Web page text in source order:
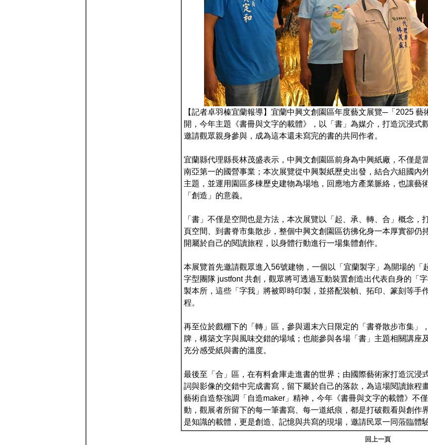
【記者卓羽榛宜蘭報導】宜蘭中興文創園區年度藝文展覽─「2025
開，今年主題《書冊與文字的載體》，以「書」為媒介，打造沉浸式
邀請觀眾親身參與，成為這本還未寫完的書的共同作者。
宜蘭縣代理縣長林茂盛表示，中興文創園區前身為中興紙廠，不僅是
南亞第一的國營事業；本次展覽從中興製紙歷史出發，結合六組國內
主題，並運用園區多棟歷史建物為場地，回應地方產業脈絡，也讓藝
「創造」的意義。
「書」不僅是空間也是方法，本次展覽以「起、承、轉、合」概念
頁空間、到書脊市集散步，整個中興文創園區彷彿化身一本厚實卻仍
開屬於自己的閱讀旅程，以身體行動進行一場集體創作。
本展覽首先邀請觀眾進入56號建物，一個以「宜蘭製字」為開場的「
字型團隊 justfont 共創，觀眾將可透過互動裝置創造出代表自身的「
製本所，這些「字我」將被即時印製，並搭配裝幀、拓印、篆刻等手
程。
再至位於戲棚下的「轉」區，參與週末六日限定的「書脊散步市集」
牌，構築文字與風味交錯的場域；也能參與各場「書」主題相關講座
充分感受紙與書的溫度。
最後至「合」區，在有料倉庫走進書的世界；由國際藝術家打造沉浸
詞與影像的交錯中完成書寫，留下屬於自己的落款，為這場閱讀旅程
藝術自造祭強調「自造maker」精神，今年《書冊與文字的載體》不
動，觀展者所留下的每一筆書寫、每一道紙痕，都是打破觀看與創作
是知識的載體，更是創造、記憶與共寫的現場，邀請民眾一同蒞臨體驗
回上一頁